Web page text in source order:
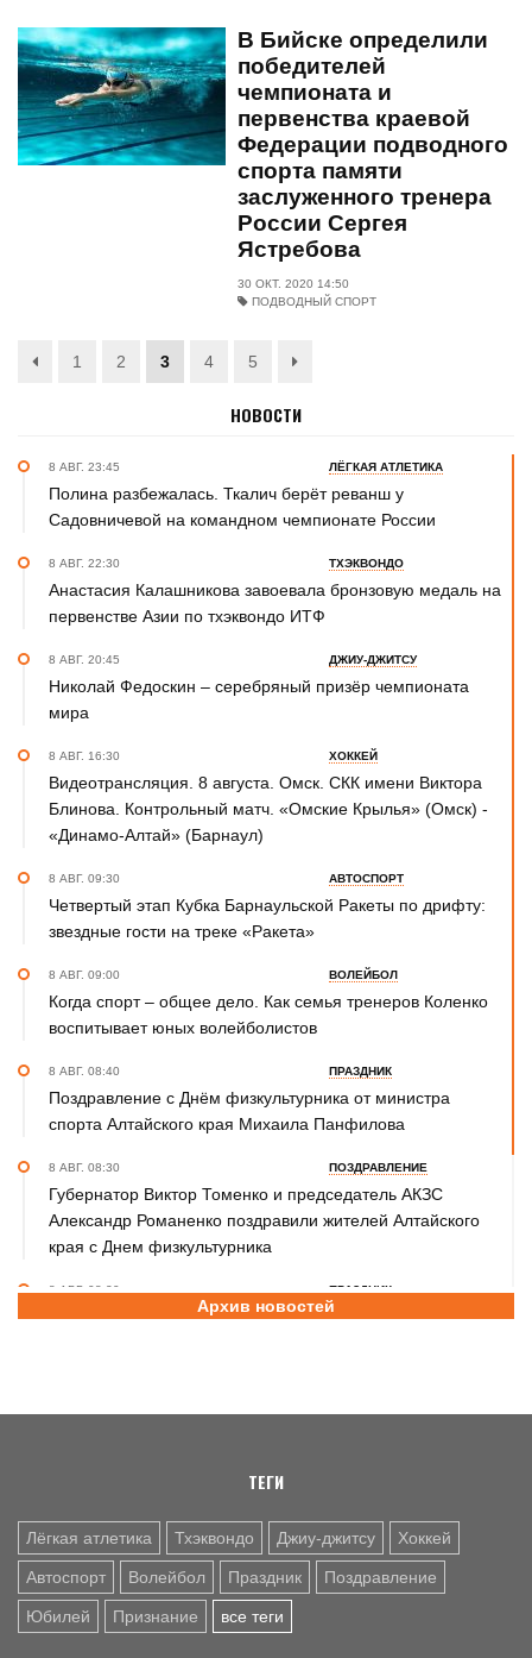
В Бийске определили
победителей
чемпионата и
первенства краевой
Федерации подводного
спорта памяти
заслуженного тренера
России Сергея
Ястребова
30 ОКТ. 2020 14:50
ПОДВОДНЫЙ СПОРТ
1 2 3 4 5
НОВОСТИ
8 АВГ. 23:45 ЛЁГКАЯ АТЛЕТИКА
Полина разбежалась. Ткалич берёт реванш у
Садовничевой на командном чемпионате России
8 АВГ. 22:30 ТХЭКВОНДО
Анастасия Калашникова завоевала бронзовую медаль на
первенстве Азии по тхэквондо ИТФ
8 АВГ. 20:45 ДЖИУ-ДЖИТСУ
Николай Федоскин – серебряный призёр чемпионата
мира
8 АВГ. 16:30 ХОККЕЙ
Видеотрансляция. 8 августа. Омск. СКК имени Виктора
Блинова. Контрольный матч. «Омские Крылья» (Омск) -
«Динамо-Алтай» (Барнаул)
8 АВГ. 09:30 АВТОСПОРТ
Четвертый этап Кубка Барнаульской Ракеты по дрифту:
звездные гости на треке «Ракета»
8 АВГ. 09:00 ВОЛЕЙБОЛ
Когда спорт – общее дело. Как семья тренеров Коленко
воспитывает юных волейболистов
8 АВГ. 08:40 ПРАЗДНИК
Поздравление с Днём физкультурника от министра
спорта Алтайского края Михаила Панфилова
8 АВГ. 08:30 ПОЗДРАВЛЕНИЕ
Губернатор Виктор Томенко и председатель АКЗС
Александр Романенко поздравили жителей Алтайского
края с Днем физкультурника
8 АВГ. 08:20 ПРАЗДНИК
Поздравление с Днем физкультурника от министра
Базовый элемент. Александру Городову - 70 лет
Архив новостей
ТЕГИ
Лёгкая атлетика Тхэквондо Джиу-джитсу Хоккей
Автоспорт Волейбол Праздник Поздравление
Юбилей Признание все теги